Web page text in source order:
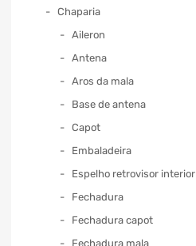
Chaparia
Aileron
Antena
Aros da mala
Base de antena
Capot
Embaladeira
Espelho retrovisor interior
Fechadura
Fechadura capot
Fechadura mala